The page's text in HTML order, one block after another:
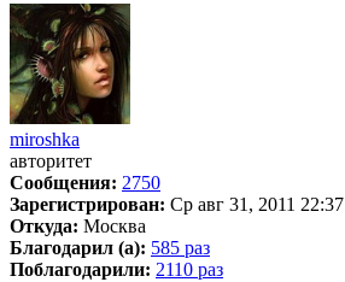
началу
miroshka
авторитет
Сообщения: 2750
Зарегистрирован: Ср авг 31, 2011 22:37
Откуда: Москва
Благодарил (а): 585 раз
Поблагодарили: 2110 раз